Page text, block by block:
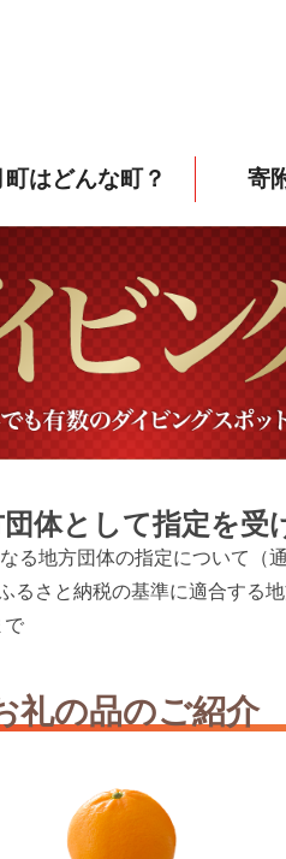
町はどんな町？ 寄
体として指定を受
る地方団体の指定について（
さと納税の基準に適合する
で
礼の品のご紹介